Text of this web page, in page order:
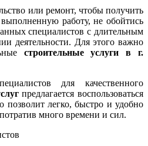
или ремонт, чтобы получить
работу, не обойтись
специалистов с длительным
деятельности. Для этого важно
строительные услуги в г.
для качественного
предлагается воспользоваться
легко, быстро и удобно
много времени и сил.